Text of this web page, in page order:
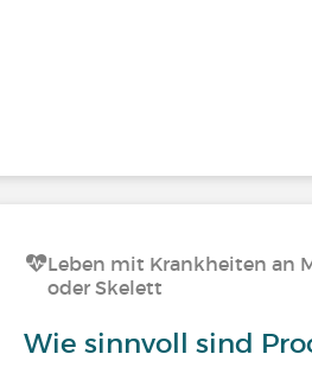
Leben mit Krankheiten an
oder Skelett
Wie sinnvoll sind